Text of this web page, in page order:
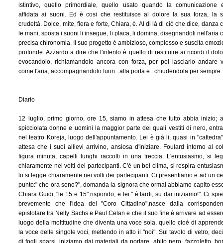
istintivo, quello primordiale, quello usato quando la comunicazione
affidata ai suoni. Ed è cosi che restituisce al dolore la sua forza, la
crudeltà. Dolce, mite, fiera e forte, Chiara, è. Al di là di ciò che dice, danza
le mani, sposta i suoni li insegue, li placa, li domina, disegnandoli nell'aria
precisa chironomia. Il suo progetto è ambizioso, complesso e suscita
profonde. Azzardo a dire che l'intento è quello di restituire ai ricordi il
evocandolo, richiamandolo ancora con forza, per poi lasciarlo andare
come l'aria, accompagnandolo fuori...alla porta e...chiudendola per sempre.
Diario
12 luglio, primo giorno, ore 15, siamo in attesa che tutto abbia inizio;
spicciolata donne e uomini la maggior parte dei quali vestiti di nero,
nel teatro Koreja, luogo dell'appuntamento. Lei è già li, quasi in
attesa che i suoi allievi arrivino, ansiosa d'iniziare. Foulard intorno al
figura minuta, capelli lunghi raccolti in una treccia. L'entusiasmo, si
chiaramente nei volti dei partecipanti. C'è un bel clima, si respira
lo si legge chiaramente nei volti dei partecipanti. Ci presentiamo e ad un
punto:" che ora sono?", domanda la signora che ormai abbiamo capito
Chiara Guidi, "le 15 e 15" rispondo, e lei:" è tardi, su dai iniziamo!". Ci
brevemente che l'idea del "Coro Cittadino",nasce dalla
epistolare tra Nelly Sachs e Paul Celan e che il suo fine è arrivare ad
luogo della moltitudine che diventa una voce sola, quello cioè di
la voce delle singole voci, mettendo in atto il "noi". Sul tavolo di vetro,
di fogli sparsi, iniziamo dai materiali da portare, abito nero, fazzoletto,